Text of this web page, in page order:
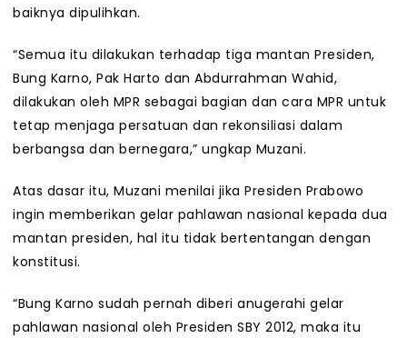
baiknya dipulihkan.
“Semua itu dilakukan terhadap tiga mantan Presiden,
Bung Karno, Pak Harto dan Abdurrahman Wahid,
dilakukan oleh MPR sebagai bagian dan cara MPR untuk
tetap menjaga persatuan dan rekonsiliasi dalam
berbangsa dan bernegara,” ungkap Muzani.
Atas dasar itu, Muzani menilai jika Presiden Prabowo
ingin memberikan gelar pahlawan nasional kepada dua
mantan presiden, hal itu tidak bertentangan dengan
konstitusi.
“Bung Karno sudah pernah diberi anugerahi gelar
pahlawan nasional oleh Presiden SBY 2012, maka itu